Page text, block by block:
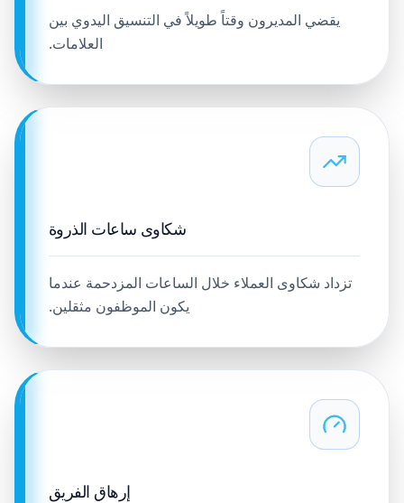
يقضي المديرون وقتاً طويلاً في التنسيق اليدوي بين
العلامات.
شكاوى ساعات الذروة
تزداد شكاوى العملاء خلال الساعات المزدحمة عندما
يكون الموظفون مثقلين.
إرهاق الفريق